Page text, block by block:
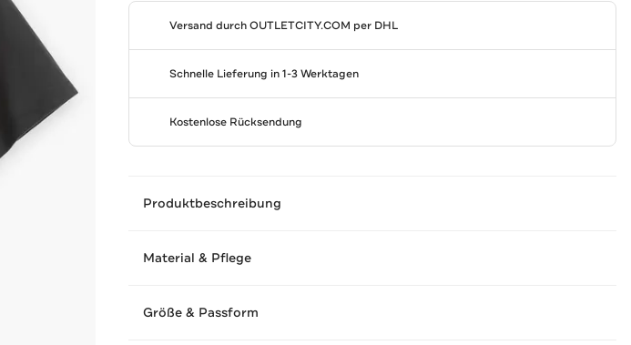
Versand durchOUTLETCITY.COM per DHL
Schnelle Lieferung in 1-3 Werktagen
Kostenlose Rücksendung
Produktbeschreibung
Material & Pflege
Größe & Passform